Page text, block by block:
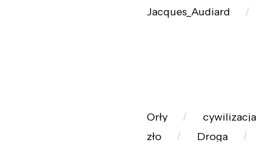
Jacques_Audiard
Orły cywilizacja
zło
Droga